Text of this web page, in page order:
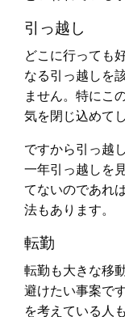
引っ越し
どこに行っても
なる引っ越しを
ません。特にこ
気を閉じ込めて
ですから引っ越
一年引っ越しを
てないのであれ
法もあります。
転勤
転勤も大きな移
避けたい事案で
を考えている人